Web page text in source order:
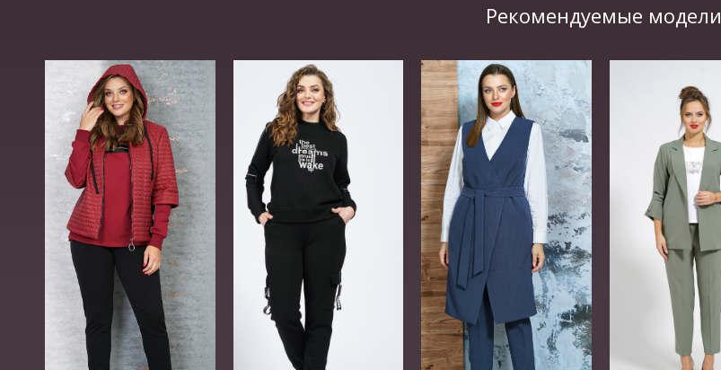
Рекомендуемые модели